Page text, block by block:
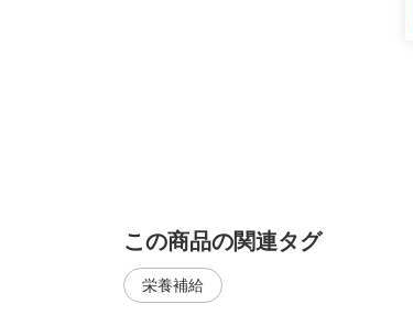
この商品の関連タグ
栄養補給